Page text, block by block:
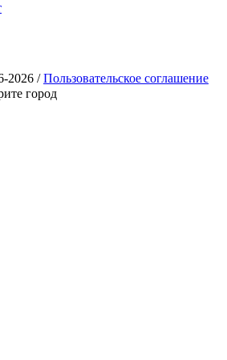
2026 /Пользовательское соглашение
город